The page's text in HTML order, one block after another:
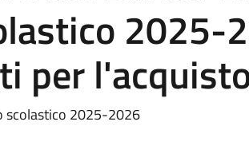
2025-
per
scolastico 2025-2026